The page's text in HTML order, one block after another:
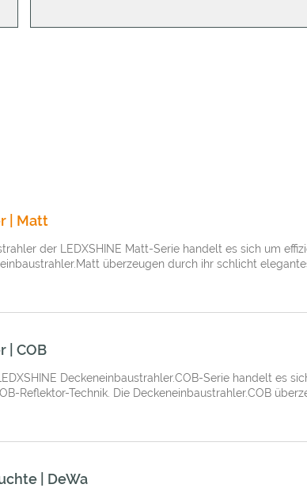
| Matt
der LEDXSHINE Matt-Serie handelt es sich um
überzeugen durch ihr schlicht elegantes
| COB
Deckeneinbaustrahler.COB-Serie handelt es
Reflektor-Technik. Die Deckeneinbaustrahler.COB
| DeWa